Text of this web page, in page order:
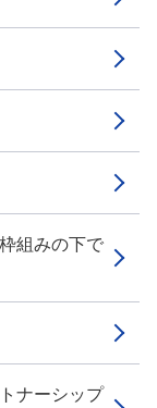
組みの下で
ナーシップ